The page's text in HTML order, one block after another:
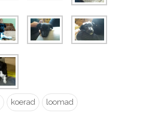
koerad loomad